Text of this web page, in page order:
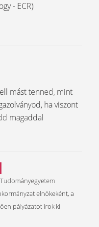
- ECR)
mást tenned, mint
ha viszont
magaddal
elnökeként, a
pályázatot írok ki